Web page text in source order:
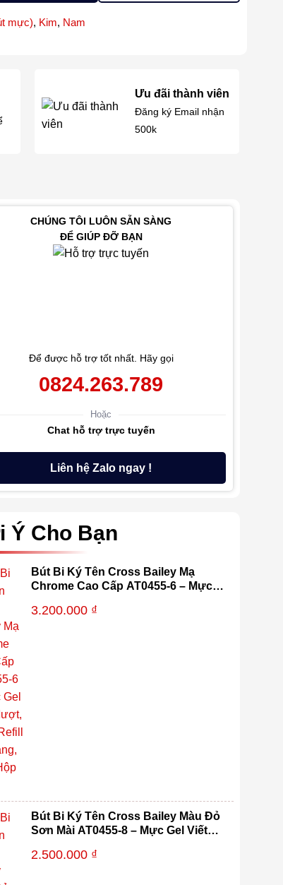
mực), Kim, Nam
Ưu đãi thành viên
Đăng ký Email nhận
500k
CHÚNG TÔI LUÔN SẴN SÀNG
ĐỂ GIÚP ĐỠ BẠN
Để được hỗ trợ tốt nhất. Hãy gọi
0824.263.789
Hoặc
Chat hỗ trợ trực tuyến
Liên hệ Zalo ngay !
Ý Cho Bạn
Bút Bi Ký Tên Cross Bailey Mạ
Chrome Cao Cấp AT0455-6 – Mực
Kèm Hộp Quà
3.200.000 ₫
Bút Bi Ký Tên Cross Bailey Màu Đỏ
Sơn Mài AT0455-8 – Mực Gel Viết
Hộp Quà
2.500.000 ₫